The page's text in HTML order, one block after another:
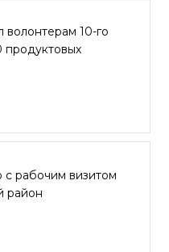
волонтерам 10-го
продуктовых
с рабочим визитом
район